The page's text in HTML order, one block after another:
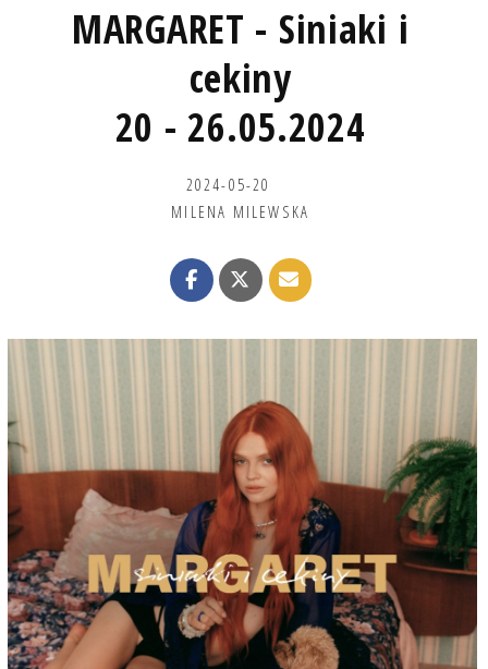
MARGARET - Siniaki i
cekiny
20 - 26.05.2024
2024-05-20
MILENA MILEWSKA